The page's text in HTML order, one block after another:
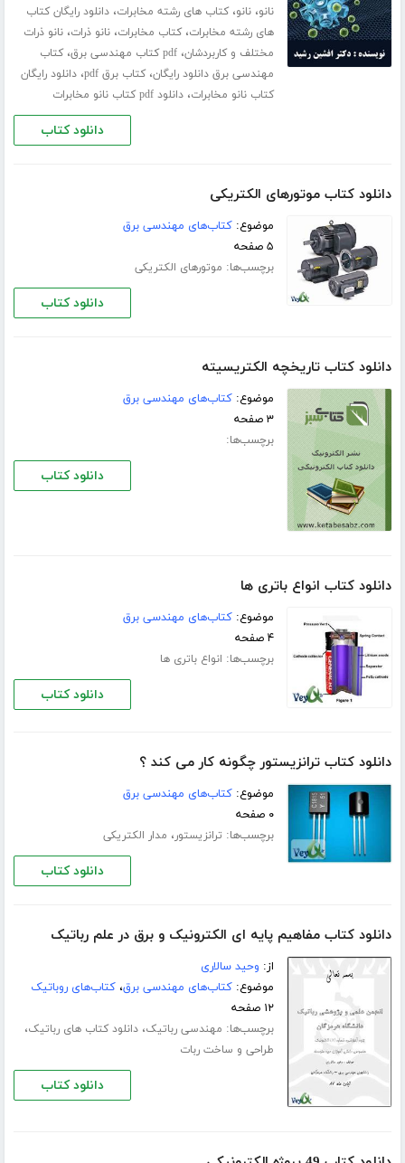
نانو،نانو،کتاب های رشته مخابرات،دانلود رایگان کتاب
های رشته مخابرات،کتاب مخابرات،نانو ذرات،نانو ذرات
مختلف و کاربردشان،pdf کتاب مهندسی برق ،کتاب
مهندسی برق دانلود رایگان،کتاب برق pdf ،دانلود رایگان
کتاب نانو مخابرات،دانلود pdf کتاب نانو مخابرات
دانلود کتاب
دانلود کتاب موتورهای الکتریکی
موضوع:کتاب‌های مهندسی برق
۵ صفحه
برچسب‌ها: موتورهای الکتریکی
دانلود کتاب
دانلود کتاب تاریخچه الکتریسیته
موضوع:کتاب‌های مهندسی برق
۳ صفحه
برچسب‌ها:
دانلود کتاب
دانلود کتاب انواع باتری ها
موضوع:کتاب‌های مهندسی برق
۴ صفحه
برچسب‌ها: انواع باتری ها
دانلود کتاب
دانلود کتاب ترانزیستور چگونه کار می کند ؟
موضوع:کتاب‌های مهندسی برق
۰ صفحه
برچسب‌ها: ترانزیستور، مدار الکتریکی
دانلود کتاب
دانلود کتاب مفاهیم پایه ای الکترونیک و برق در علم رباتیک
از: وحید سالاری
موضوع:کتاب‌های مهندسی برق،کتاب‌های روباتیک
۱۲ صفحه
برچسب‌ها: مهندسی رباتیک،دانلود کتاب های رباتیک،
طراحی و ساخت ربات
دانلود کتاب